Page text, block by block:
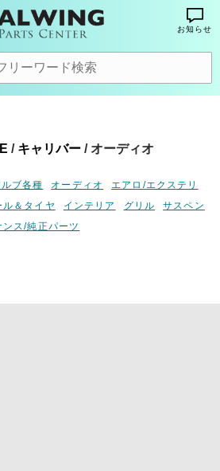
お知らせ
/ キャリバー / オーディオ
ブ各種 オーディオ
エアロ/エクステリ
ル＆タイヤ インテリア グリル
サスペン
ンス/純正パーツ